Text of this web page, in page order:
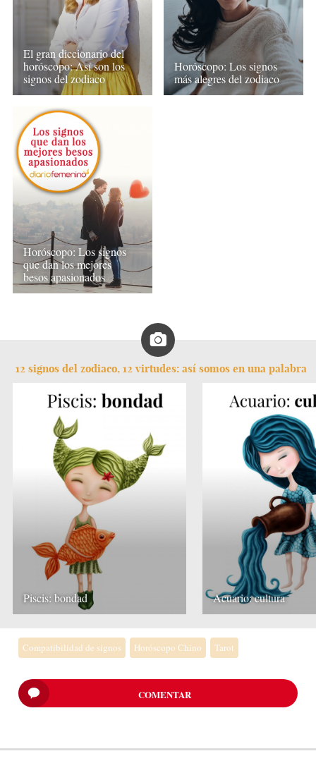
El gran diccionario del
horóscopo: Así son los
signos del zodiaco
Horóscopo: Los signos
más alegres del zodiaco
Horóscopo: Los signos
que dan los mejores
besos apasionados
12 signos del zodiaco, 12 virtudes: así somos en una palabra
Piscis: bondad Acuario: cultura
Compatibilidad de signos Horóscopo Chino Tarot
COMENTAR